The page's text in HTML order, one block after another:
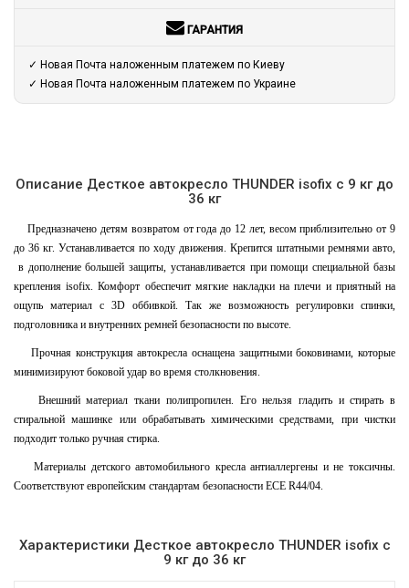
ГАРАНТИЯ
✓ Новая Почта наложенным платежем по Киеву
✓ Новая Почта наложенным платежем по Украине
Описание Десткое автокресло THUNDER isofix c 9 кг до
36 кг
Предназначено детям возвратом от года до 12 лет, весом приблизительно от 9
до 36 кг. Устанавливается по ходу движения. Крепится штатными ремнями авто,
в дополнение большей защиты, устанавливается при помощи специальной базы
крепления isofix. Комфорт обеспечит мягкие накладки на плечи и приятный на
ощупь материал с 3D оббивкой. Так же возможность регулировки спинки,
подголовника и внутренних ремней безопасности по высоте.
Прочная конструкция автокресла оснащена защитными боковинами, которые
минимизируют боковой удар во время столкновения.
Внешний материал ткани полипропилен. Его нельзя гладить и стирать в
стиральной машинке или обрабатывать химическими средствами, при чистки
подходит только ручная стирка.
Материалы детского автомобильного кресла антиаллергены и не токсичны.
Соответствуют европейским стандартам безопасности ECE R44/04.
Характеристики Десткое автокресло THUNDER isofix c
9 кг до 36 кг